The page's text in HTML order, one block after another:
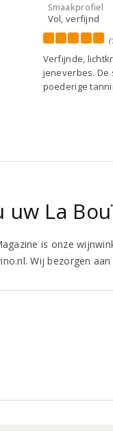
Smaakprofiel
Vol, verfijnd
Verfijnde,
jeneverbes. De
poederige
uw La
is onze
Wij bezorgen